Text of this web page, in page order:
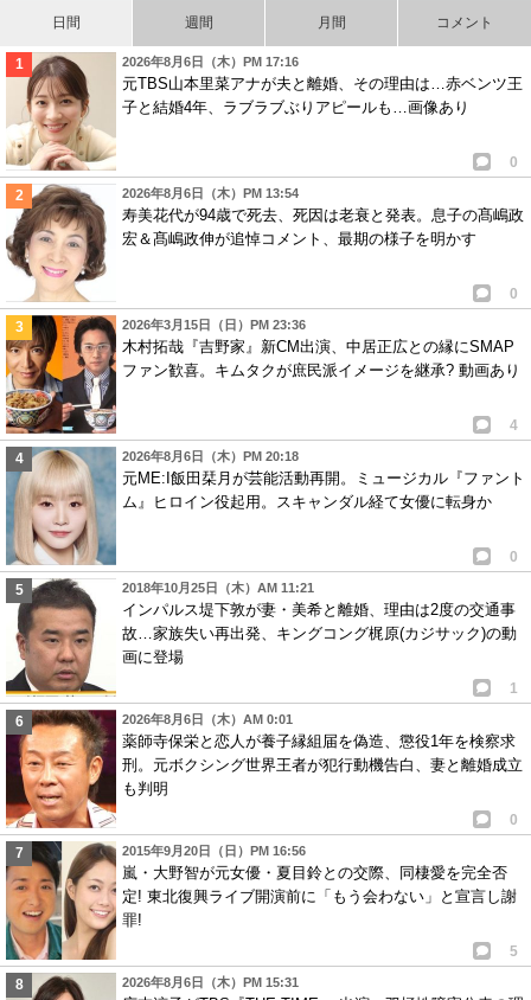
日間 週間 月間 コメント
2026年8月6日（木）PM 17:16
元TBS山本里菜アナが夫と離婚、その理由は…赤ベンツ王
子と結婚4年、ラブラブぶりアピールも…画像あり
0
2026年8月6日（木）PM 13:54
寿美花代が94歳で死去、死因は老衰と発表。息子の髙嶋政
宏＆髙嶋政伸が追悼コメント、最期の様子を明かす
0
2026年3月15日（日）PM 23:36
木村拓哉『吉野家』新CM出演、中居正広との縁にSMAP
ファン歓喜。キムタクが庶民派イメージを継承? 動画あり
4
2026年8月6日（木）PM 20:18
元ME:I飯田栞月が芸能活動再開。ミュージカル『ファント
ム』ヒロイン役起用。スキャンダル経て女優に転身か
0
2018年10月25日（木）AM 11:21
インパルス堤下敦が妻・美希と離婚、理由は2度の交通事
故…家族失い再出発、キングコング梶原(カジサック)の動
画に登場
1
2026年8月6日（木）AM 0:01
薬師寺保栄と恋人が養子縁組届を偽造、懲役1年を検察求
刑。元ボクシング世界王者が犯行動機告白、妻と離婚成立
も判明
0
2015年9月20日（日）PM 16:56
嵐・大野智が元女優・夏目鈴との交際、同棲愛を完全否
定! 東北復興ライブ開演前に「もう会わない」と宣言し謝
罪!
5
2026年8月6日（木）PM 15:31